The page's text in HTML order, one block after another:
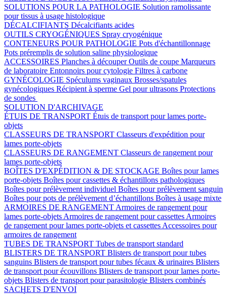
SOLUTIONS POUR LA PATHOLOGIE Solution ramolissante
pour tissus à usage histologique
DÉCALCIFIANTS Décalcifiants acides
OUTILS CRYOGÉNIQUES Spray cryogénique
CONTENEURS POUR PATHOLOGIE Pots d'échantillonnage
Pots préremplis de solution saline physiologique
ACCESSOIRES Planches à découperOutils de coupe Marqueurs
de laboratoire Entonnoirs pour cytologie Filtres à carbone
GYNÉCOLOGIE Spéculums vaginaux Brosses/spatules
gynécologiques Récipient à sperme Gel pour ultrasons Protections
de sondes
SOLUTION D'ARCHIVAGE
ÉTUIS DE TRANSPORT Étuis de transport pour lames porte-
objets
CLASSEURS DE TRANSPORT Classeurs d'expédition pour
lames porte-objets
CLASSEURS DE RANGEMENT Classeurs de rangement pour
lames porte-objets
BOÎTES D'EXPÉDITION & DE STOCKAGE Boîtes pour lames
porte-objets Boîtes pour cassettes & échantillons pathologiques
Boîtes pour prélèvement individuel Boîtes pour prélèvement sanguin
Boîtes pour pots de prélèvement d’échantillons Boîtes à usage mixte
ARMOIRES DE RANGEMENT Armoires de rangement pour
lames porte-objets Armoires de rangement pour cassettes Armoires
de rangement pour lames porte-objets et cassettes Accessoires pour
armoires de rangement
TUBES DE TRANSPORT Tubes de transport standard
BLISTERS DE TRANSPORT Blisters de transport pour tubes
sanguins Blisters de transport pour tubes fécaux & urinaires Blisters
de transport pour écouvillons Blisters de transport pour lames porte-
objets Blisters de transport pour parasitologie Blisters combinés
SACHETS D'ENVOI